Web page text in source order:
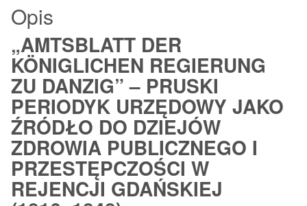
periodyk
urzędowy
Opis
„AMTSBLATT DER
KÖNIGLICHEN REGIERUNG
ZU DANZIG” – PRUSKI
PERIODYK URZĘDOWY JAKO
ŹRÓDŁO DO DZIEJÓW
ZDROWIA PUBLICZNEGO I
PRZESTĘPCZOŚCI W
REJENCJI GDAŃSKIEJ